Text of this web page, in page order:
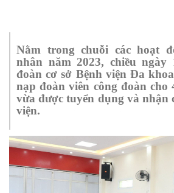
Nằm trong chuỗi các hoạt
nhân năm 2023, chiều ngày
đoàn cơ sở Bệnh viện Đa
nạp đoàn viên công đoàn cho
vừa được tuyển dụng và nhận
viện.